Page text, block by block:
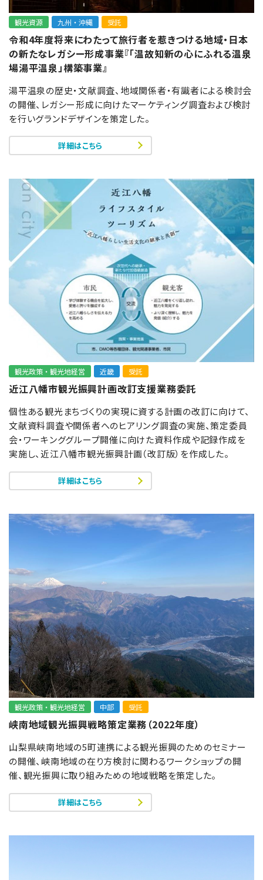
観光資源 九州・沖縄 受託
令和4年度将来にわたって旅行者を惹きつける地域・日本
の新たなレガシー形成事業『「温故知新の心にふれる温泉
場湯平温泉」構築事業』
湯平温泉の歴史・文献調査、地域関係者・有識者による検討会
の開催、レガシー形成に向けたマーケティング調査および検討
を行いグランドデザインを策定した。
詳細はこちら
観光政策・観光地経営 近畿 受託
近江八幡市観光振興計画改訂支援業務委託
個性ある観光まちづくりの実現に資する計画の改訂に向けて、
文献資料調査や関係者へのヒアリング調査の実施、策定委員
会・ワーキンググループ開催に向けた資料作成や記録作成を
実施し、近江八幡市観光振興計画（改訂版）を作成した。
詳細はこちら
観光政策・観光地経営 中部 受託
峡南地域観光振興戦略策定業務（2022年度）
山梨県峡南地域の5町連携による観光振興のためのセミナー
の開催、峡南地域の在り方検討に関わるワークショップの開
催、観光振興に取り組みための地域戦略を策定した。
詳細はこちら